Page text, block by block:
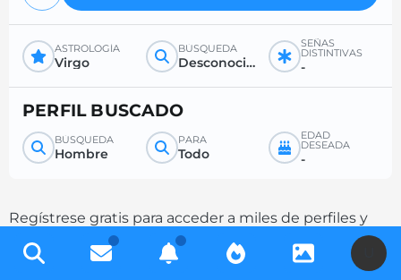
ASTROLOGÍA
Virgo
BÚSQUEDA
Desconocido
SEÑAS
DISTINTIVAS
-
PERFIL BUSCADO
BÚSQUEDA
Hombre
PARA
Todo
EDAD
DESEADA
-
Regístrese gratis para acceder a miles de perfiles y
aumente sus posibilidades de contacto
completando su descripción.